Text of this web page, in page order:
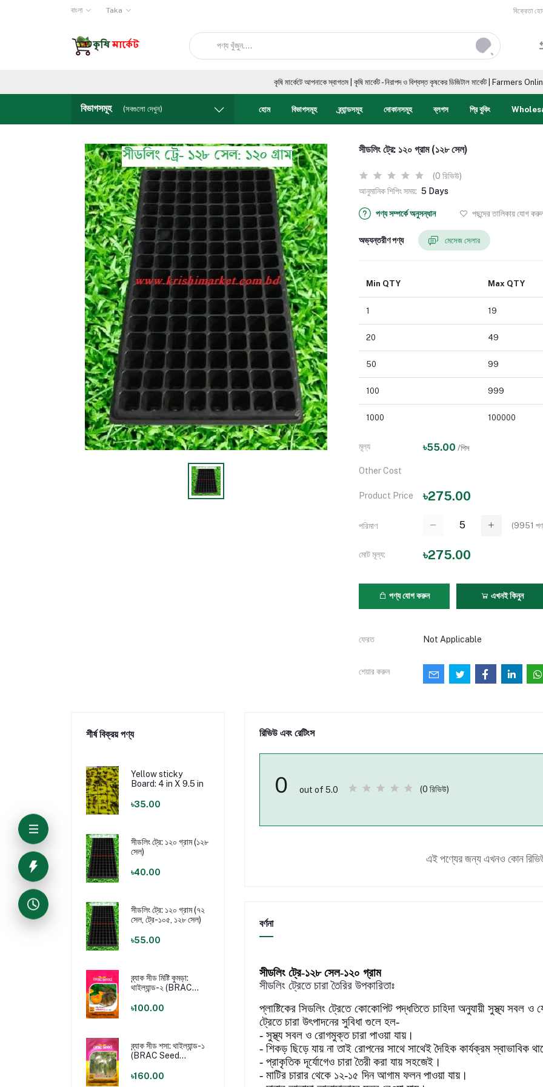
বাংলা Taka বিক্রেতা
কৃষি মার্কেটে আপনাকে স্বাগতম | কৃষি মার্কেট - নিরাপদ ও বিশ্বস্ত কৃষকের ডিজিটাল মার্কেট | Farmers Online Digital
বিভাগসমূহ (সবগুলো দেখুন) হোম বিভাগসমূহ ব্র্যান্ডসমূহ দোকানসমূহ ব্লগস প্রি বুকিং
সীডলিং ট্রে: ১২০ গ্রাম (১২৮ সেল)
(0 রিভিউ)
আনুমানিক শিপিং সময়: 5 Days
পণ্য সম্পর্কে অনুসন্ধান পছন্দের তালিকায় যোগ
অভ্যন্তরীণ পণ্য মেসেজ সেলার
Min QTY Max QTY
1 19
20 49
50 99
100 999
1000 100000
মূল্য ৳55.00 /পিস
Other Cost
Product Price ৳275.00
পরিমাণ (9951
মোট মূল্য: ৳275.00
পণ্য যোগ করুন এখনই কিনুন
ফেরত Not Applicable
শেয়ার করুন
শীর্ষ বিক্রয় পণ্য
Yellow sticky
Board: 4 in X 9.5 in
৳35.00
সীডলিং ট্রে: ১২০ গ্রাম (১২৮
সেল)
৳40.00
সীডলিং ট্রে: ১২০ গ্রাম (৭২
সেল, ট্রে-১০৫, ১২৮ সেল)
৳55.00
ব্র্যাক সীড মিষ্টি কুমড়া:
থাইল্যান্ড-২ (BRAC
Thailand-2)
৳100.00
ব্র্যাক সীড শসা: থাইল্যান্ড-১
(BRAC Seed
Thailand-1)
৳160.00
রিভিউ এবং রেটিংস
0 out of 5.0 (0 রিভিউ)
এই পণ্যের জন্য এখনও কোন
বর্ণনা
সীডলিং ট্রে-১২৮ সেল-১২০ গ্রাম
সীডলিং ট্রেতে চারা তৈরির উপকারিতাঃ
প্লাষ্টিকের সিডলিং ট্রেতে কোকোপিট পদ্ধতিতে চাহিদা অনুযায়ী সুস্থ্য সবল
ট্রেতে চারা উৎপাদনের সুবিধা গুলে হল-
‌‌‌‌- সুস্থ্য সবল ও রোগমুক্ত চারা পাওয়া যায়।
- শিকড় ছিড়ে যায় না তাই রোপনের সাথে সাথেই দৈহিক কার্যক্রম স্বাভাবিক
- প্রাকৃতিক দূর্যোগেও চারা তৈরী করা যায় সহজেই।
- মাটির চারার থেকে ১২-১৫ দিন আগাম ফলন পাওয়া যায়।